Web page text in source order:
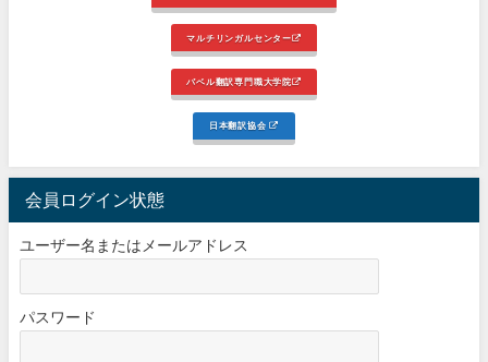
マルチリンガルセンター
バベル翻訳専門職大学院
日本翻訳協会
会員ログイン状態
ユーザー名またはメールアドレス
パスワード